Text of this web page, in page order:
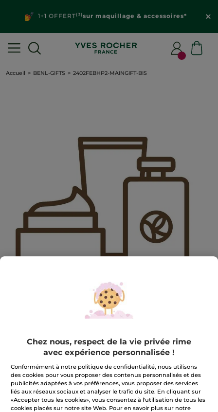
1+1 OFFERT(3)sur maquillage & accessoires*
Accueil BENL-GIFTS 2402FEBHP2-MAINGIFT-BIS
2402FEBHP2-MAINGIFT-BIS
2402FEBHP2-MAINGIFT-BIS
★★★★★
★★★★★
Aucune
valeur
de
pour
AJOUTER UN AVIS
Quantité
Chez nous, respect de la vie privée rime
avec expérience personnalisée !
Conformément à notre politique de confidentialité, nous utilisons
des cookies pour vous proposer des contenus personnalisés et des
publicités adaptées à vos préférences, vous proposer des services
liés aux réseaux sociaux et analyser le trafic du site. En cliquant sur
«Accepter tous les cookies», vous consentez à l'utilisation de tous les
cookies placés sur notre site Web. Pour en savoir plus sur notre